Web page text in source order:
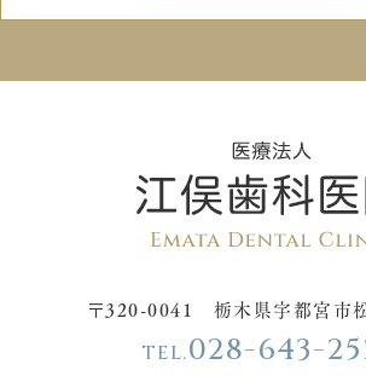
〒320-0041 栃木県宇都宮市
028-643-